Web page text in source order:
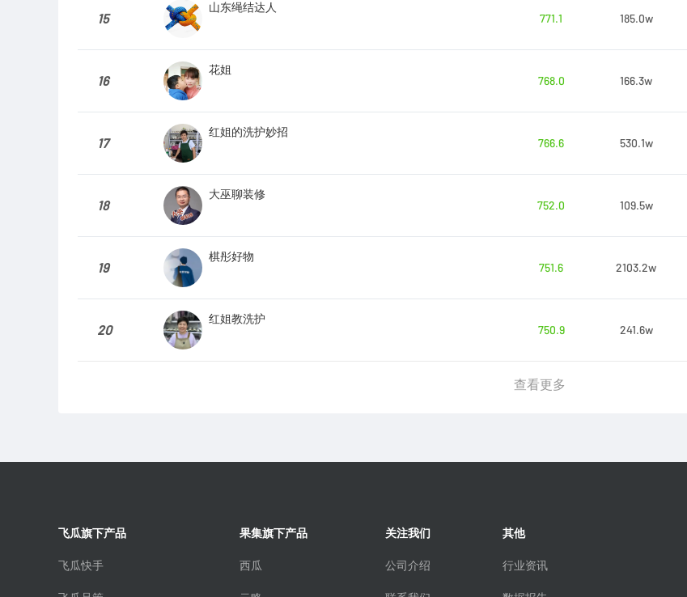
15
山东绳结达人
771.1
185.0w
16
花姐
768.0
166.3w
17
红姐的洗护妙招
766.6
530.1w
18
大巫聊装修
752.0
109.5w
19
棋彤好物
751.6
2103.2w
20
红姐教洗护
750.9
241.6w
查看更多
飞瓜旗下产品
飞瓜快手
果集旗下产品
西瓜
关注我们
公司介绍
其他
行业资讯